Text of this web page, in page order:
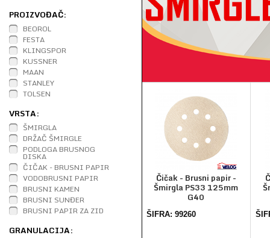
PROIZVOĐAČ:
BEOROL
FESTA
KLINGSPOR
KUSSNER
MAAN
STANLEY
TOLSEN
VRSTA:
ŠMIRGLA
DRŽAČ ŠMIRGLE
PODLOGA BRUSNOG
DISKA
ČIČAK - BRUSNI PAPIR
VODOBRUSNI PAPIR
BRUSNI KAMEN
BRUSNI SUNĐER
BRUSNI PAPIR ZA ZID
GRANULACIJA:
Čičak - Brusni papir -
Šmirgla PS33 125mm
G40
ŠIFRA: 99260